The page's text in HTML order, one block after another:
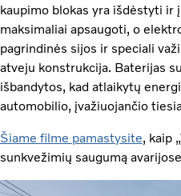
kaupimo blokas yra išdėstyti ir
maksimaliai apsaugoti, o
pagrindinės sijos ir speciali
atveju konstrukcija. Baterijas
išbandytos, kad atlaikytų
automobilio, įvažiuojančio
Šiame filme pamastysite, kaip
sunkvežimių saugumą